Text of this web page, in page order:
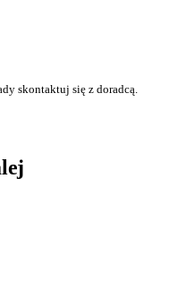
skontaktuj się z doradcą.